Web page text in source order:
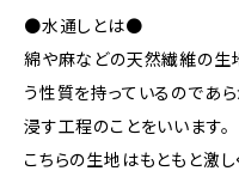
●水通しとは●
綿や麻などの天然繊維の生
う性質を持っているのであ
浸す工程のことをいいます。
こちらの生地はもともと激